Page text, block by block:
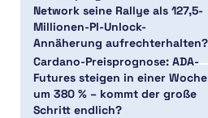
Network seine Rallye als 127,5-
Millionen-PI-Unlock-
Annäherung aufrechterhalten?
Cardano-Preisprognose: ADA-
Futures steigen in einer Woche
um 380 % – kommt der große
Schritt endlich?